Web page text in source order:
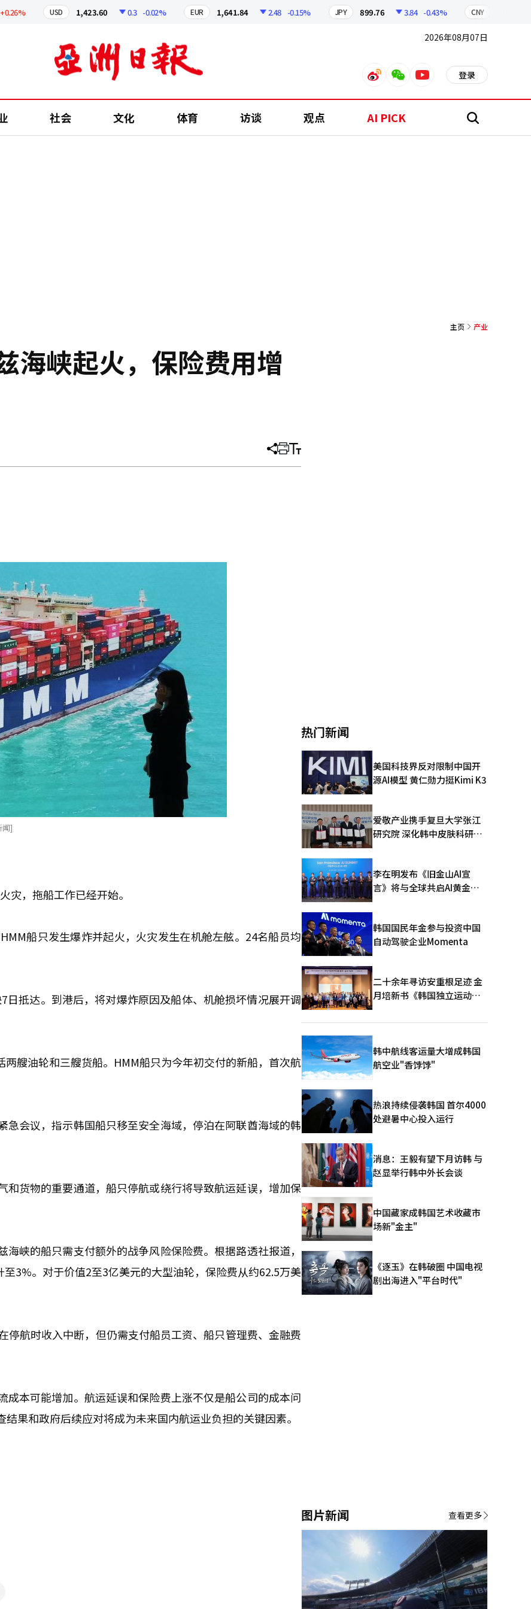
USD 1,423.60 0.3 -0.02% EUR 1,641.84 2.48 -0.15% JPY 899.76 3.84 -0.43% CNY 210.96
2026年08月07日
weiboweixinyoutube 登录
社会 文化 体育 访谈 观点 AI PICK 搜
主页 产业
海峡起火，保险费用增
分
文
打 调
大
闻]
灾，拖船工作已经开始。
船只发生爆炸并起火，火灾发生在机舱左舷。24名船员均
抵达。到港后，将对爆炸原因及船体、机舱损坏情况展开调
艘油轮和三艘货船。HMM船只为今年初交付的新船，首次航
会议，指示韩国船只移至安全海域，停泊在阿联酋海域的韩
货物的重要通道，船只停航或绕行将导致航运延误，增加保
峡的船只需支付额外的战争风险保险费。根据路透社报道，
3%。对于价值2至3亿美元的大型油轮，保险费从约62.5万美
停航时收入中断，但仍需支付船员工资、船只管理费、金融费
本可能增加。航运延误和保险费上涨不仅是船公司的成本问
果和政府后续应对将成为未来国内航运业负担的关键因素。
热门新闻
美国科技界反对限制中国开
源AI模型 黄仁勋力挺Kimi K3
爱敬产业携手复旦大学张江
研究院 深化韩中皮肤科研合
李在明发布《旧金山AI宣
言》将与全球共启AI黄金时
韩国国民年金参与投资中国
自动驾驶企业Momenta
二十余年寻访安重根足迹 金
月培新书《韩国独立运动圣
版
韩中航线客运量大增成韩国
航空业"香饽饽"
热浪持续侵袭韩国 首尔4000
处避暑中心投入运行
消息：王毅有望下月访韩 与
赵显举行韩中外长会谈
中国藏家成韩国艺术收藏市
场新"金主"
《逐玉》在韩破圈 中国电视
剧出海进入"平台时代"
图片新闻 查看更多